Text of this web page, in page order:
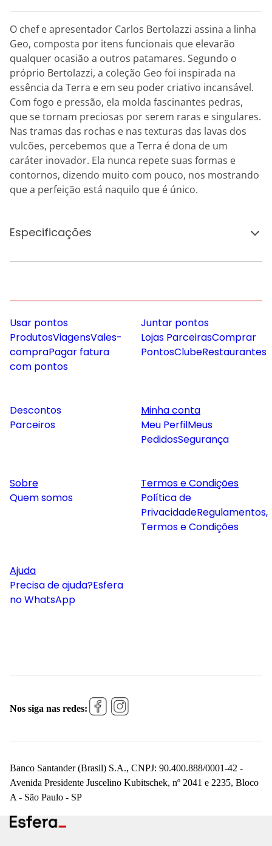
O chef e apresentador Carlos Bertolazzi assina a linha
Geo, composta por itens funcionais que elevarão
qualquer ocasião a outros patamares. Segundo o
próprio Bertolazzi, a coleção Geo foi inspirada na
essência da Terra e em seu poder criativo incansável.
Com fogo e pressão, ela molda fascinantes pedras,
que se tornam preciosas por serem raras e singulares.
Nas tramas das rochas e nas texturas das lavas dos
vulcões, percebemos que a Terra é dona de um
caráter inovador. Ela nunca repete suas formas e
contornos, dizendo muito com pouco, nos mostrando
que a perfeição está naquilo que é único.
Especificações
Usar pontos
ProdutosViagensVales-
compraPagar fatura
com pontos
Juntar pontos
Lojas ParceirasComprar
PontosClubeRestaurantes
Descontos
Parceiros
Minha conta
Meu PerfilMeus
PedidosSegurança
Sobre
Quem somos
Termos e Condições
Política de
PrivacidadeRegulamentos,
Termos e Condições
Ajuda
Precisa de ajuda?Esfera
no WhatsApp
Nos siga nas redes:
Banco Santander (Brasil) S.A., CNPJ: 90.400.888/0001-42 -
Avenida Presidente Juscelino Kubitschek, nº 2041 e 2235, Bloco
A - São Paulo - SP